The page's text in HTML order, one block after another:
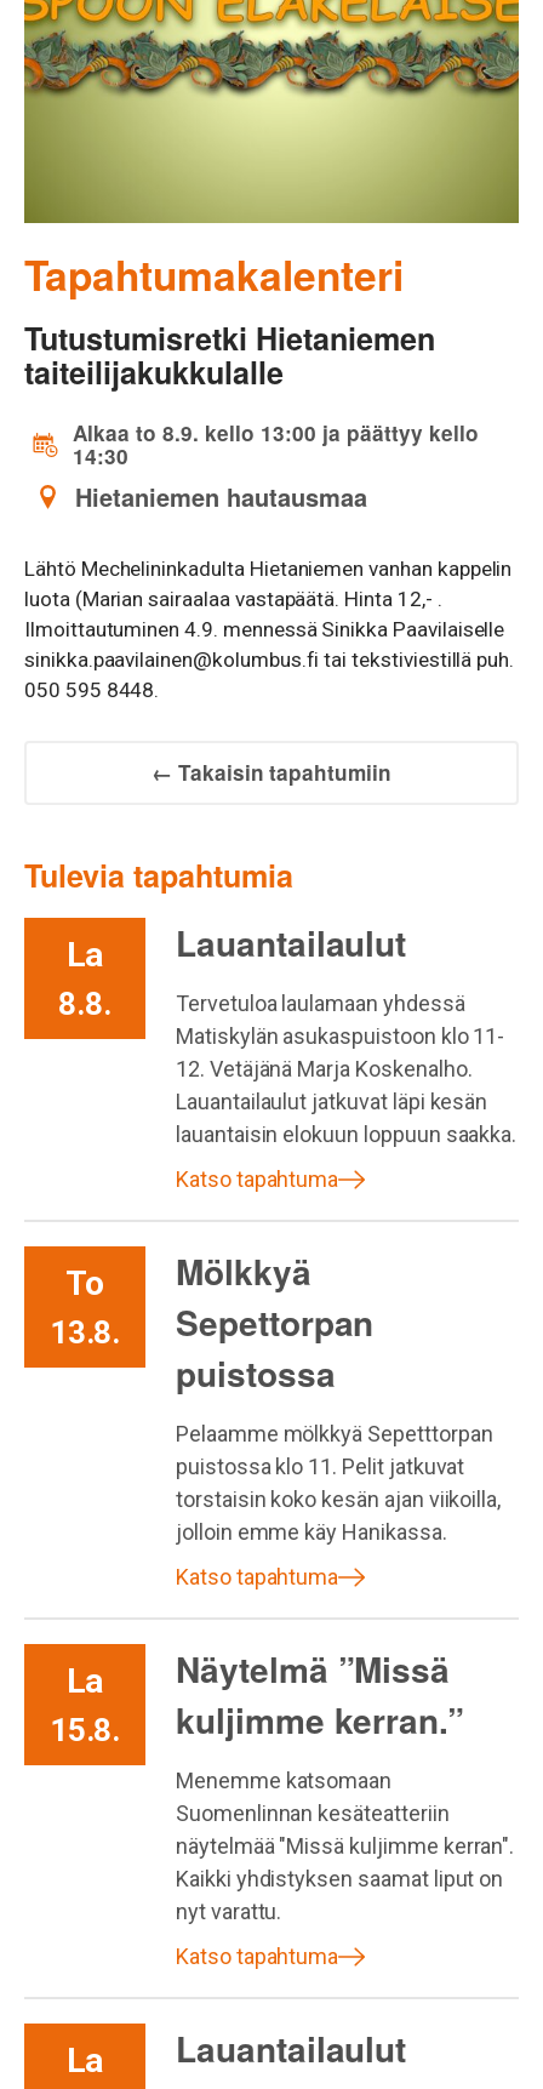
Tapahtumakalenteri
Tutustumisretki Hietaniemen
taiteilijakukkulalle
Alkaa to 8.9. kello 13:00 ja päättyy kello
14:30
Hietaniemen hautausmaa
Lähtö Mechelininkadulta Hietaniemen vanhan kappelin
luota (Marian sairaalaa vastapäätä. Hinta 12,- .
Ilmoittautuminen 4.9. mennessä Sinikka Paavilaiselle
sinikka.paavilainen@kolumbus.fi tai tekstiviestillä puh.
050 595 8448.
← Takaisin tapahtumiin
Tulevia tapahtumia
La
8.8.
Lauantailaulut
Tervetuloa laulamaan yhdessä
Matiskylän asukaspuistoon klo 11-
12. Vetäjänä Marja Koskenalho.
Lauantailaulut jatkuvat läpi kesän
lauantaisin elokuun loppuun saakka.
Katso tapahtuma
To
13.8.
Mölkkyä
Sepettorpan
puistossa
Pelaamme mölkkyä Sepetttorpan
puistossa klo 11. Pelit jatkuvat
torstaisin koko kesän ajan viikoilla,
jolloin emme käy Hanikassa.
Katso tapahtuma
La
15.8.
Näytelmä ”Missä
kuljimme kerran.”
Menemme katsomaan
Suomenlinnan kesäteatteriin
näytelmää "Missä kuljimme kerran".
Kaikki yhdistyksen saamat liput on
nyt varattu.
Katso tapahtuma
La Lauantailaulut